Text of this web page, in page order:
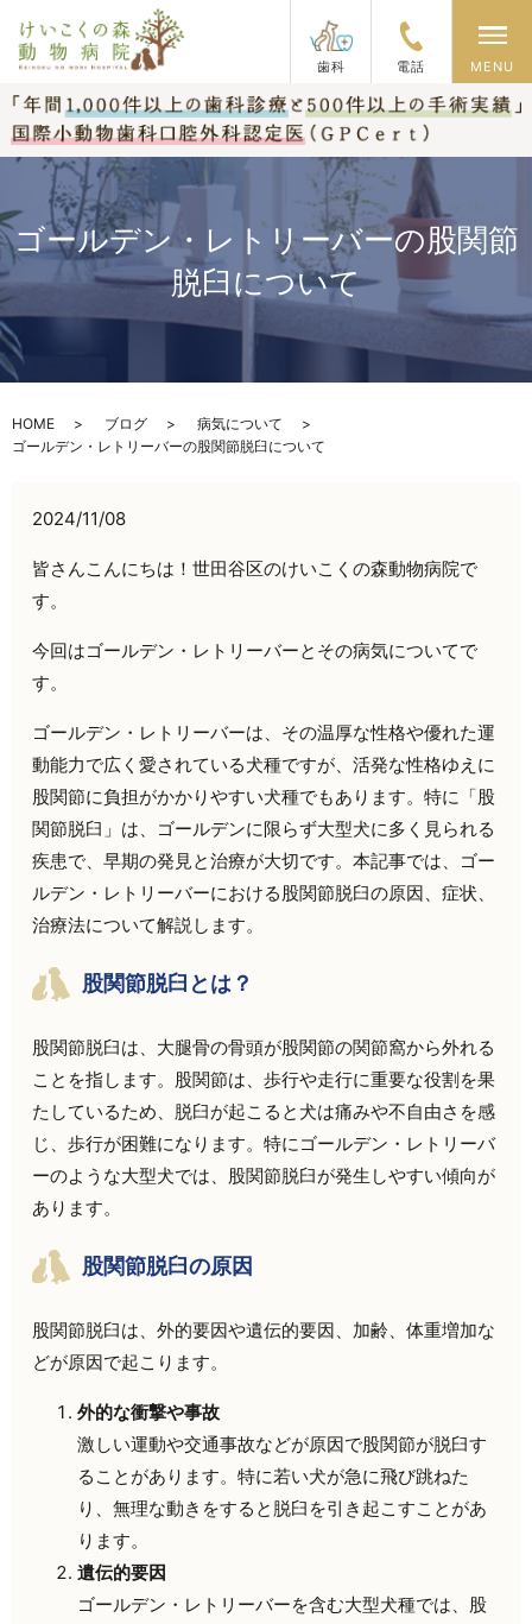
歯科 電話
メ
MENU
ゴールデン・レトリーバーの股関節
脱臼について
HOME ブログ
病気について
ゴールデン・レトリーバーの股関節脱臼について
2024/11/08
皆さんこんにちは！世田谷区のけいこくの森動物病院で
す。
今回はゴールデン・レトリーバーとその病気についてで
す。
ゴールデン・レトリーバーは、その温厚な性格や優れた運
動能力で広く愛されている犬種ですが、活発な性格ゆえに
股関節に負担がかかりやすい犬種でもあります。特に「股
関節脱臼」は、ゴールデンに限らず大型犬に多く見られる
疾患で、早期の発見と治療が大切です。本記事では、ゴー
ルデン・レトリーバーにおける股関節脱臼の原因、症状、
治療法について解説します。
股関節脱臼とは？
股関節脱臼は、大腿骨の骨頭が股関節の関節窩から外れる
ことを指します。股関節は、歩行や走行に重要な役割を果
たしているため、脱臼が起こると犬は痛みや不自由さを感
じ、歩行が困難になります。特にゴールデン・レトリーバ
ーのような大型犬では、股関節脱臼が発生しやすい傾向が
あります。
股関節脱臼の原因
股関節脱臼は、外的要因や遺伝的要因、加齢、体重増加な
どが原因で起こります。
外的な衝撃や事故
激しい運動や交通事故などが原因で股関節が脱臼す
ることがあります。特に若い犬が急に飛び跳ねた
り、無理な動きをすると脱臼を引き起こすことがあ
ります。
遺伝的要因
ゴールデン・レトリーバーを含む大型犬種では、股